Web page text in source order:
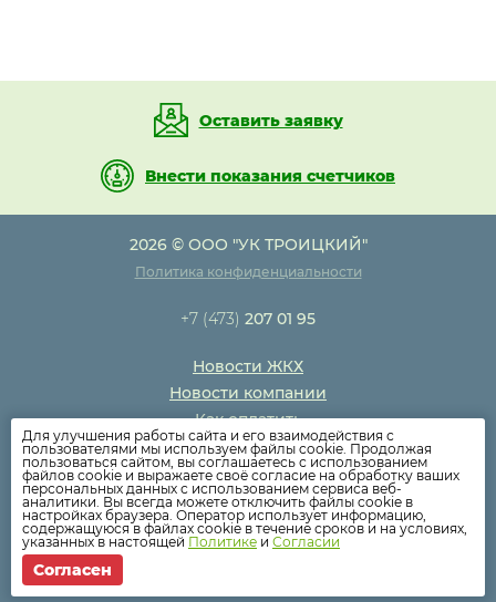
Оставить заявку
Внести показания счетчиков
2026 © ООО "УК ТРОИЦКИЙ"
Политика конфиденциальности
+7 (473) 207 01 95
Новости ЖКХ
Новости компании
Как оплатить
Дома
Раскрытие информации
Вопросы
Для улучшения работы сайта и его взаимодействия с
пользователями мы используем файлы cookie. Продолжая
пользоваться сайтом, вы соглашаетесь с использованием
файлов cookie и выражаете своё согласие на обработку ваших
персональных данных с использованием сервиса веб-
аналитики. Вы всегда можете отключить файлы cookie в
настройках браузера. Оператор использует информацию,
содержащуюся в файлах cookie в течение сроков и на условиях,
указанных в настоящей Политике и Согласии
Согласен